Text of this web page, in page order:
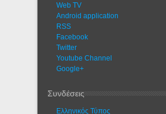
Web TV
Android application
RSS
Facebook
Twitter
Youtube Channel
Google+
Συνδέσεις
Ελληνικός Τύπος